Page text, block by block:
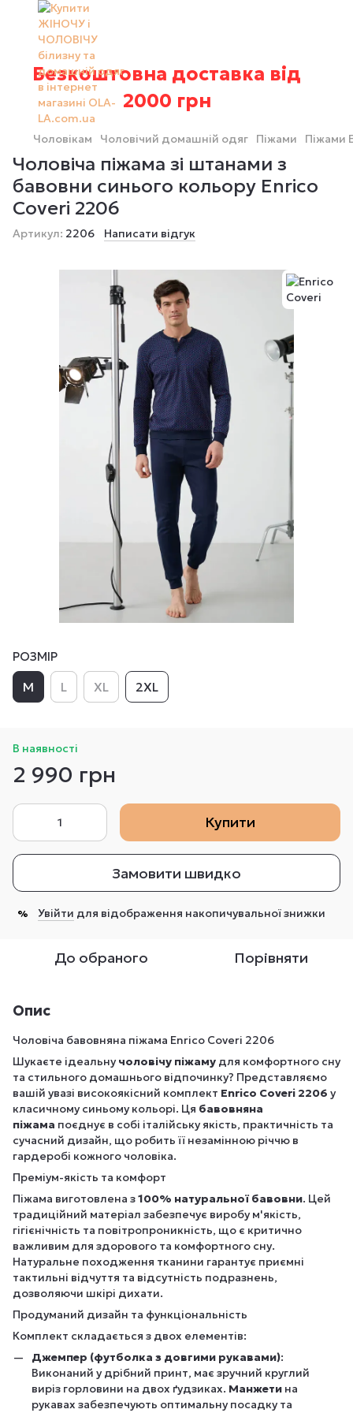
Безкоштовна доставка від
2000 грн
Чоловікам Чоловічий домашній одяг Піжами Піжами
Чоловіча піжама зі штанами з
бавовни синього кольору Enrico
Coveri 2206
Артикул: 2206 Написати відгук
РОЗМІР
M L XL 2XL
В наявності
2 990 грн
Купити
Замовити швидко
% Увійти для відображення накопичувальної знижки
До обраного Порівняти
Опис
Чоловіча бавовняна піжама Enrico Coveri 2206
Шукаєте ідеальнучоловічу піжаму для комфортного сну
та стильного домашнього відпочинку? Представляємо
вашій увазі високоякісний комплект Enrico Coveri 2206 у
класичному синьому кольорі. Ця бавовняна
піжама поєднує в собі італійську якість, практичність та
сучасний дизайн, що робить її незамінною річчю в
гардеробі кожного чоловіка.
Преміум-якість та комфорт
Піжама виготовлена з100% натуральної бавовни. Цей
традиційний матеріал забезпечує виробу м'якість,
гігієнічність та повітропроникність, що є критично
важливим для здорового та комфортного сну.
Натуральне походження тканини гарантує приємні
тактильні відчуття та відсутність подразнень,
дозволяючи шкірі дихати.
Продуманий дизайн та функціональність
Комплект складається з двох елементів:
Джемпер (футболка з довгими рукавами):
Виконаний у дрібний принт, має зручний круглий
виріз горловини на двох ґудзиках. Манжети на
рукавах забезпечують оптимальну посадку та